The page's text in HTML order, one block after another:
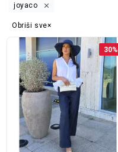
joyaco
Obriši sve
30%